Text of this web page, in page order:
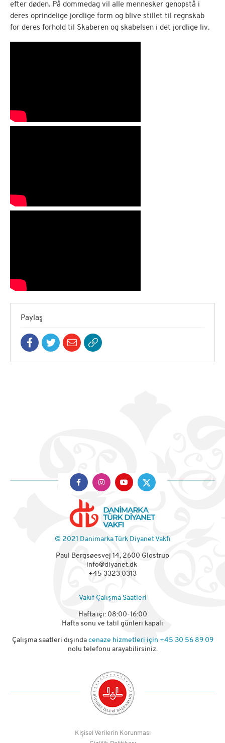
efter døden. På dommedag vil alle mennesker genopstå i
deres oprindelige jordlige form og blive stillet til regnskab
for deres forhold til Skaberen og skabelsen i det jordlige liv.
Paylaş
© 2021 Danimarka Türk Diyanet Vakfı
Paul Bergsøesvej 14, 2600 Glostrup
info@diyanet.dk
+45 3323 0313
Vakıf Çalışma Saatleri
Hafta içi: 08:00-16:00
Hafta sonu ve tatil günleri kapalı
Çalışma saatleri dışında cenaze hizmetleri için +45 30 56 89 09
nolu telefonu arayabilirsiniz.
Kişisel Verilerin Korunması